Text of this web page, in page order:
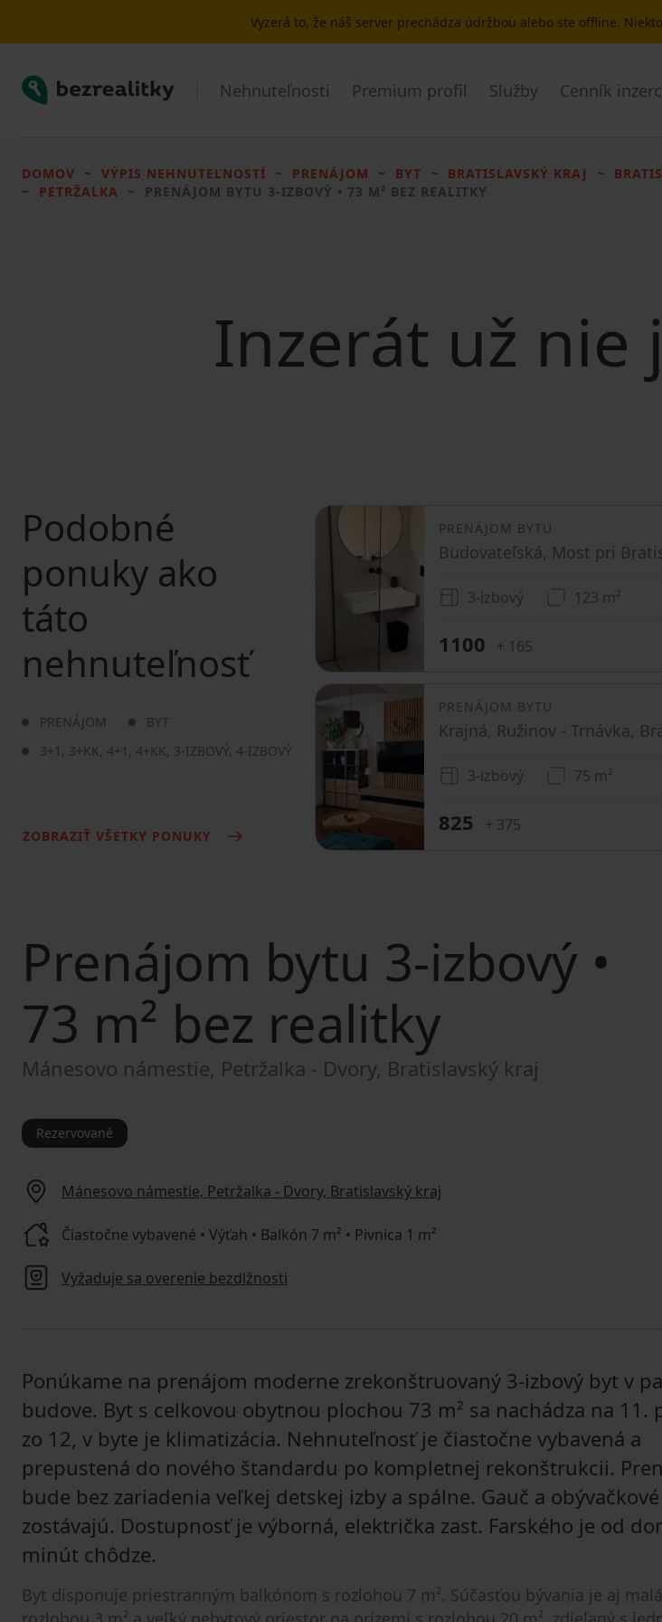
Vyzerá to, že náš server prechádza údržbou alebo ste offline.
Bezrealitky Nehnuteľnosti Premium profil Služby Cenník
DOMOV VÝPIS NEHNUTEĽNOSTÍ PRENÁJOM BYT BRATISLAVSKÝ KRAJ
PETRŽALKA
PRENÁJOM BYTU 3-IZBOVÝ • 73 M² BEZ REALITKY
Inzerát už nie
Podobné
ponuky ako
táto
nehnuteľnosť
PRENÁJOM
BYT
3+1 , 3+KK, 4+1 , 4+KK, 3-IZBOVÝ, 4-IZBOVÝ
ZOBRAZIŤ VŠETKY PONUKY
PRENÁJOM BYTU
3-izbový 123 m²
1100 + 165
PRENÁJOM BYTU
3-izbový 75 m²
825 + 375
Prenájom bytu 3-izbový •
73 m² bez realitky
Mánesovo námestie, Petržalka - Dvory, Bratislavský kraj
Rezervované
Mánesovo námestie, Petržalka - Dvory, Bratislavský kraj
Čiastočne vybavené • Výťah • Balkón 7 m² • Pivnica 1 m²
Vyžaduje sa overenie bezdlžnosti
Ponúkame na prenájom moderne zrekonštruovaný 3-izbový byt v
budove. Byt s celkovou obytnou plochou 73 m² sa nachádza na 11.
zo 12, v byte je klimatizácia. Nehnuteľnosť je čiastočne vybavená a
prepustená do nového štandardu po kompletnej rekonštrukcii.
bude bez zariadenia veľkej detskej izby a spálne. Gauč a
zostávajú. Dostupnosť je výborná, električka zast. Farského je od
minút chôdze.
Byt disponuje priestranným balkónom s rozlohou 7 m². Súčasťou bývania je aj